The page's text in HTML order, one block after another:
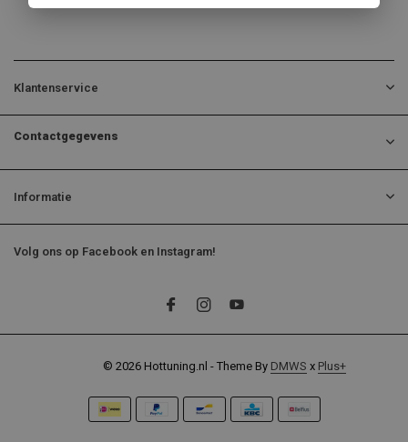
Klantenservice
Contactgegevens
Informatie
Volg ons op Facebook en Instagram!
© 2026 Hottuning.nl - Theme By DMWS x Plus+